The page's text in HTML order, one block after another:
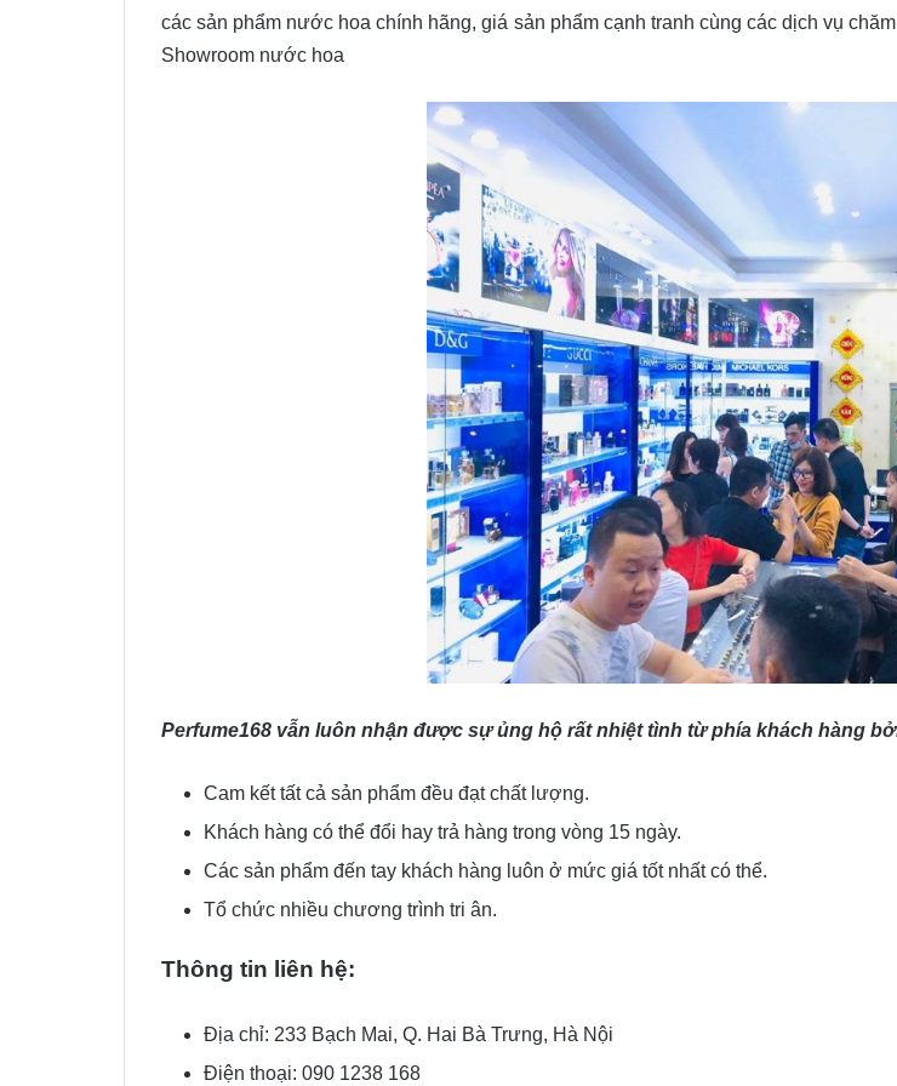
các sản phẩm nước hoa chính hãng, giá sản phẩm cạnh tranh cùng các dịch vụ
Showroom nước hoa
Perfume168 vẫn luôn nhận được sự ủng hộ rất nhiệt tình từ phía khách hàng
Cam kết tất cả sản phẩm đều đạt chất lượng.
Khách hàng có thể đổi hay trả hàng trong vòng 15 ngày.
Các sản phẩm đến tay khách hàng luôn ở mức giá tốt nhất có thể.
Tổ chức nhiều chương trình tri ân.
Thông tin liên hệ:
Địa chỉ: 233 Bạch Mai, Q. Hai Bà Trưng, Hà Nội
Điện thoại: 090 1238 168